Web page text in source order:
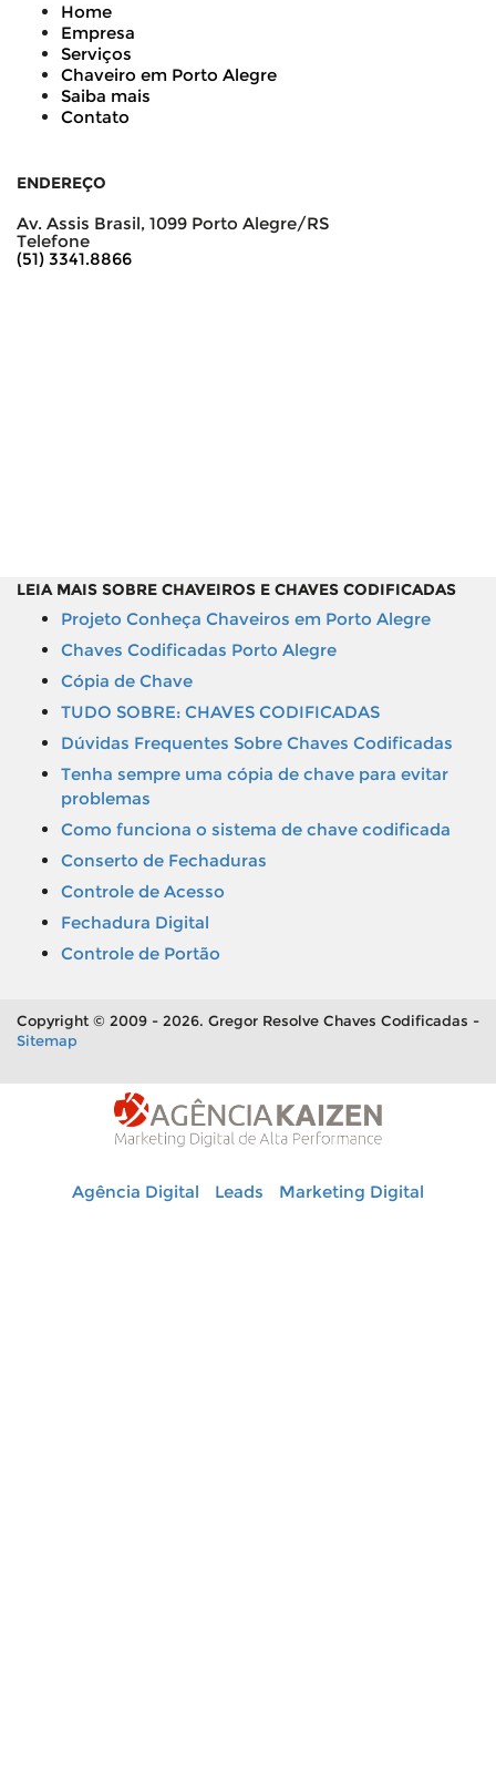
Home
Empresa
Serviços
Chaveiro em Porto Alegre
Saiba mais
Contato
ENDEREÇO
Av. Assis Brasil, 1099 Porto Alegre/RS
Telefone
(51) 3341.8866
LEIA MAIS SOBRE CHAVEIROS E CHAVES CODIFICADAS
Projeto Conheça Chaveiros em Porto Alegre
Chaves Codificadas Porto Alegre
Cópia de Chave
TUDO SOBRE: CHAVES CODIFICADAS
Dúvidas Frequentes Sobre Chaves Codificadas
Tenha sempre uma cópia de chave para evitar
problemas
Como funciona o sistema de chave codificada
Conserto de Fechaduras
Controle de Acesso
Fechadura Digital
Controle de Portão
Copyright © 2009 - 2026. Gregor Resolve Chaves Codificadas -
Sitemap
Agência Digital Leads Marketing Digital